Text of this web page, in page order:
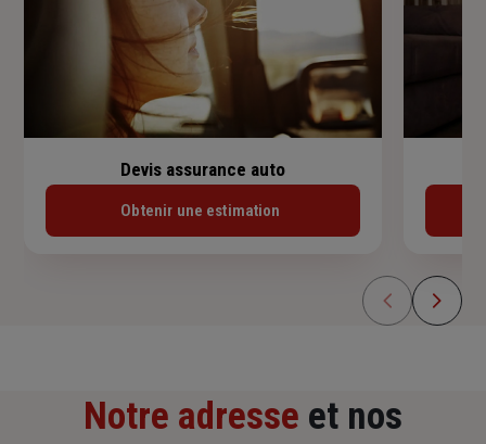
Devis assurance auto
Obtenir une estimation
Notre adresse et nos